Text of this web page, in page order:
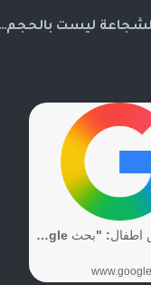
ليست بالحجم…